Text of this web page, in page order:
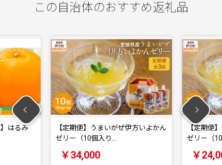
この自治体のおすすめ返礼品
るみ
【定期便】うまいがぜ伊方いよかん
ゼリー（10個入り…
￥34,000
【定期便】
ゼリー（10
￥24,000